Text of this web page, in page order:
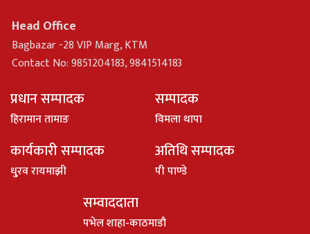
Head Office
Bagbazar -28 VIP Marg, KTM
Contact No: 9851204183, 9841514183
प्रधान सम्पादक
हिरामान तामाङ
सम्पादक
विमला थापा
कार्यकारी सम्पादक
धु्रव रायमाझी
अतिथि सम्पादक
पी पाण्डे
सम्वाददाता
पभेल शाहा-काठमाडौ